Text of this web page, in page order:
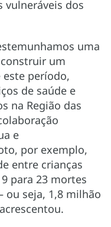
vulneráveis dos
uma
um
período,
de saúde e
na Região das
e
por exemplo,
entre crianças
para 23 mortes
ou seja, 1,8 milhão